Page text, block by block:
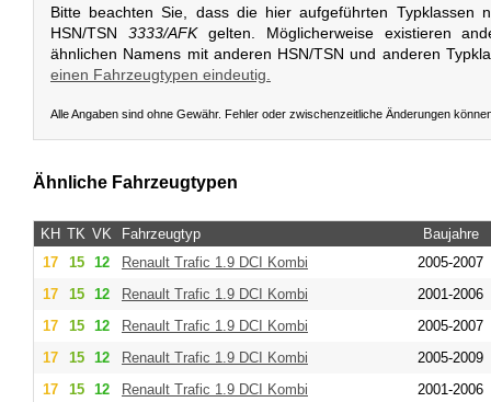
Bitte beachten Sie, dass die hier aufgeführten Typklassen
HSN/TSN 3333/AFKgelten. Möglicherweise existieren
ähnlichen Namens mit anderen HSN/TSN und anderen
einen Fahrzeugtypen eindeutig.
Alle Angaben sind ohne Gewähr. Fehler oder zwischenzeitliche Änderungen
Ähnliche Fahrzeugtypen
KH TK VK Fahrzeugtyp
Baujahre
17
15 12 Renault Trafic 1.9 DCI Kombi
2005-2007
17
15 12 Renault Trafic 1.9 DCI Kombi
2001-2006
17
15 12 Renault Trafic 1.9 DCI Kombi
2005-2007
17
15 12 Renault Trafic 1.9 DCI Kombi
2005-2009
17
15 12 Renault Trafic 1.9 DCI Kombi
2001-2006